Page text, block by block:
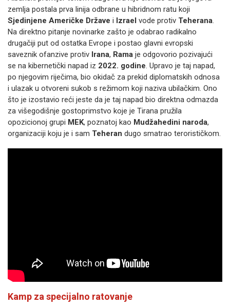
zemlja postala prva linija odbrane u hibridnom ratu koji
Sjedinjene Američke Države i Izrael vode protiv Teherana.
Na direktno pitanje novinarke zašto je odabrao radikalno
drugačiji put od ostatka Evrope i postao glavni evropski
saveznik ofanzive protiv Irana, Rama je odgovorio pozivajući
se na kibernetički napad iz 2022. godine. Upravo je taj napad,
po njegovim riječima, bio okidač za prekid diplomatskih odnosa
i ulazak u otvoreni sukob s režimom koji naziva ubilačkim. Ono
što je izostavio reći jeste da je taj napad bio direktna odmazda
za višegodišnje gostoprimstvo koje je Tirana pružila
opozicionoj grupi MEK, poznatoj kao Mudžahedini naroda,
organizaciji koju je i sam Teheran dugo smatrao terorističkom.
Kamp za specijalno ratovanje